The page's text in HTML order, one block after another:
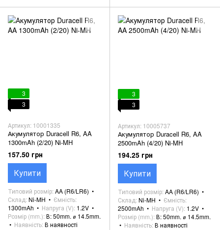
3
3
Артикул: 10001335
Акумулятор Duracell R6, AA
1300mAh (2/20) Ni-MH
157.50 грн
Купити
Типовий розмір AA (R6/LR6)
Склад Ni-MH
Ємність
1300mAh
Напруга (V) 1.2V
Розмір (mm.) В: 50mm. ⌀ 14.5mm.
Наявність В наявності
3
3
Артикул: 10005737
Акумулятор Duracell R6, AA
2500mAh (4/20) Ni-MH
194.25 грн
Купити
Типовий розмір AA (R6/LR6)
Склад Ni-MH
Ємність
2500mAh
Напруга (V) 1.2V
Розмір (mm.) В: 50mm. ⌀ 14.5mm.
Наявність В наявності